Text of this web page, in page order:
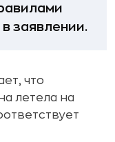
заявлении.
что
летела на